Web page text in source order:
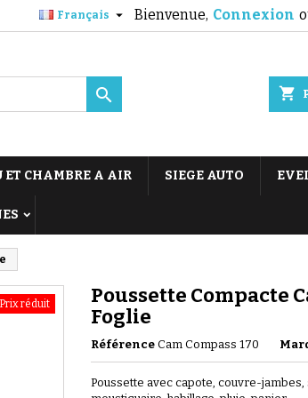
Bienvenue, Connexion
Français 
shopping_cart

ET CHAMBRE A AIR SIEGE AUTO
Prix réduit
Poussette Compacte
Foglie
Référence Cam Compass 170
Poussette avec capote, couvre-